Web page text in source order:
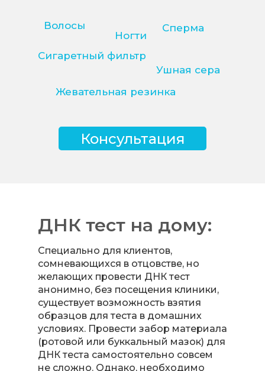
Волосы
Ногти
Жевательная резинка
Сигаретный фильтр
Ушная сера
Сперма
Консультация
ДНК тест на дому:
Специально для клиентов,
сомневающихся в отцовстве, но
желающих провести ДНК тест
анонимно, без посещения клиники,
существует возможность взятия
образцов для теста в домашних
условиях. Провести забор материала
(ротовой или буккальный мазок) для
ДНК теста самостоятельно совсем
не сложно. Однако, необходимо